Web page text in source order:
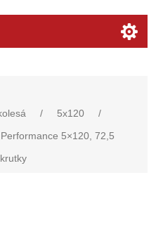
/ 5x120
/
5×120, 72,5